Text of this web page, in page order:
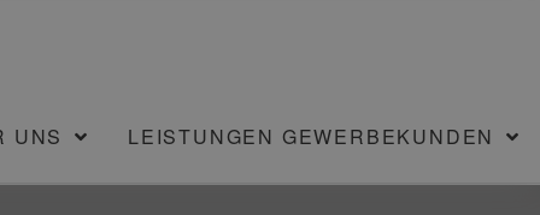
UNS LEISTUNGEN GEWERBEKUNDEN